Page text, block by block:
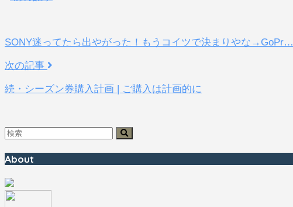
SONY迷ってたら出やがった！もうコイツで決まりやな→GoPr…
次の記事
続・シーズン券購入計画 | ご購入は計画的に
About